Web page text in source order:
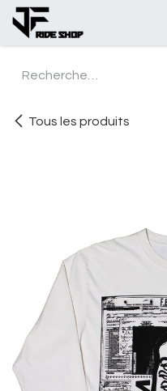
Se rendre au contenu
Tous les produits